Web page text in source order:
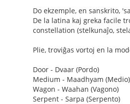
Do ekzemple, en sanskrito,
De la latina kaj greka facile
constellation (stelkunaĵo,
Plie, troviĝas vortoj en la
Door - Dvaar (Pordo)
Medium - Maadhyam (Medio)
Wagon - Waahan (Vagono)
Serpent - Sarpa (Serpento)